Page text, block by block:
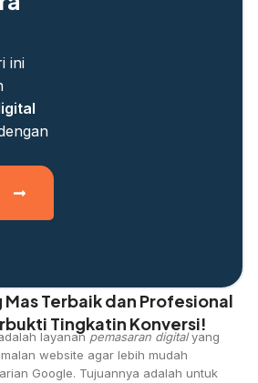
ini
Mas Terbaik dan Profesional
Tingkatin Konversi!
layanan pemasaran digitalyang
website agar lebih mudah
Google. Tujuannya adalah untuk